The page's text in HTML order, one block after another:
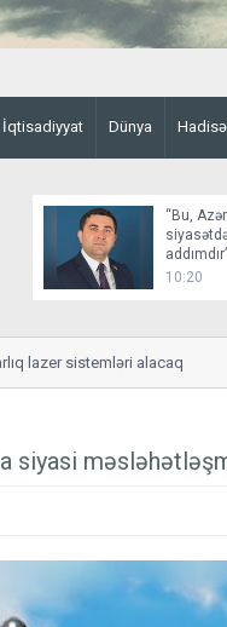
İqtisadiyyat Dünya Hadisə
“Bu,
10:20
lazer sistemləri alacaq
siyasi